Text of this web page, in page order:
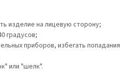
изделие на лицевую сторону;
градусов;
приборов, избегать попадания
или "шелк".